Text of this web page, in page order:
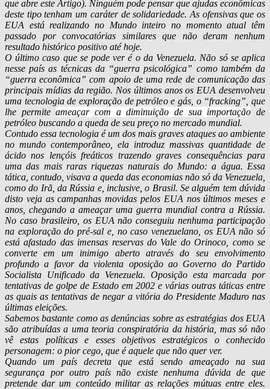
que abre este Artigo). Ninguém pode pensar que ajudas econômicas
deste tipo tenham um caráter de solidariedade. As ofensivas que os
EUA está realizando no Mundo inteiro no momento atual têm
passado por convocatórias similares que não deram nenhum
resultado histórico positivo até hoje.
O último caso que se pode ver é o da Venezuela. Não só se aplica
nesse país as técnicas da “guerra psicológica” como também da
“guerra econômica” com apoio de uma rede de comunicação das
principais mídias da região. Nos últimos anos os EUA desenvolveu
uma tecnologia de exploração de petróleo e gás, o “fracking”, que
lhe permiteameaçar com a diminuição de sua importação de
petróleo buscando a queda de seu preço no mercado mundial.
Contudo essa tecnologia é um dos mais graves ataques ao ambiente
no mundo contemporâneo, ela introduz massivas quantidade de
ácido nos lençóis freáticos trazendo graves consequências para
uma das mais raras riquezas naturais do Mundo: a água. Essa
tática, contudo, visava a queda das economias não só da Venezuela,
como do Irã, da Rússia e, inclusive, o Brasil. Se alguém tem dúvida
disto veja as campanhas movidas pelos EUA nos últimos meses e
anos, chegando a ameaçar uma guerra mundial contra a Rússia.
No caso brasileiro, os EUA não conseguiu nenhuma participação
na exploração do pré-sal e, no caso venezuelano, os EUA não só
está afastado das imensas reservas do Vale do Orinoco, como se
converte em um inimigo aberto através do seu envolvimento
profundo a favor da violenta oposição ao Governo do Partido
Socialista Unificado da Venezuela. Oposição esta marcada por
tentativas de golpe de Estado em 2002 e várias outras táticas entre
as quais as tentativas de negar a vitória do Presidente Maduro nas
últimas eleições.
Sabemos bastante como as denúncias sobre as estratégias dos EUA
são atribuídas a uma teoria conspiratória da história, mas só não
vê estas políticas e esses objetivos estratégicos o conhecido
personagem: o pior cego, que é aquele que não quer ver.
Quando um país decreta que está sendo ameaçado na sua
segurança por outro país não existe nenhuma dúvida de que
pretende dar um conteúdo militar as relações mútuas entre eles.